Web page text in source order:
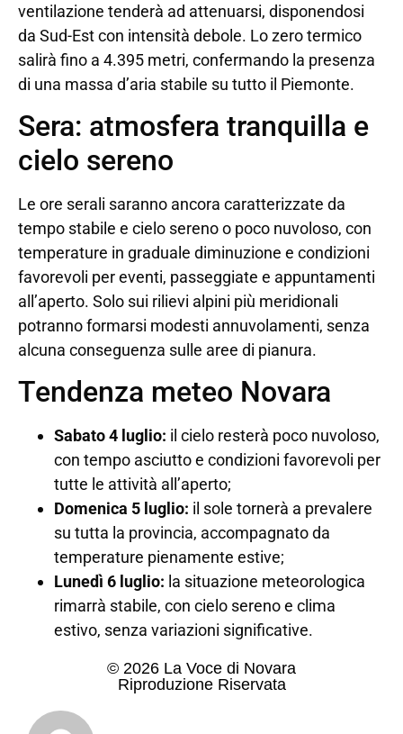
ventilazione tenderà ad attenuarsi, disponendosi
da Sud-Est con intensità debole. Lo zero termico
salirà fino a 4.395 metri, confermando la presenza
di una massa d’aria stabile su tutto il Piemonte.
Sera: atmosfera tranquilla e
cielo sereno
Le ore serali saranno ancora caratterizzate da
tempo stabile e cielo sereno o poco nuvoloso, con
temperature in graduale diminuzione e condizioni
favorevoli per eventi, passeggiate e appuntamenti
all’aperto. Solo sui rilievi alpini più meridionali
potranno formarsi modesti annuvolamenti, senza
alcuna conseguenza sulle aree di pianura.
Tendenza meteo Novara
Sabato 4 luglio: il cielo resterà poco nuvoloso,
con tempo asciutto e condizioni favorevoli per
tutte le attività all’aperto;
Domenica 5 luglio: il sole tornerà a prevalere
su tutta la provincia, accompagnato da
temperature pienamente estive;
Lunedì 6 luglio: la situazione meteorologica
rimarrà stabile, con cielo sereno e clima
estivo, senza variazioni significative.
© 2026 La Voce di Novara
Riproduzione Riservata